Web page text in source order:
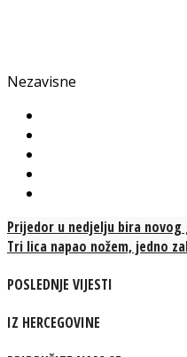
Nezavisne
Prijedor u nedjelju bira novog
Tri lica napao nožem, jedno
POSLEDNJE VIJESTI
IZ HERCEGOVINE